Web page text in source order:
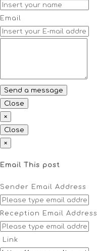
Email
Close
×
Close
×
Email This post
Sender Email Address
Reception Email Address
Link